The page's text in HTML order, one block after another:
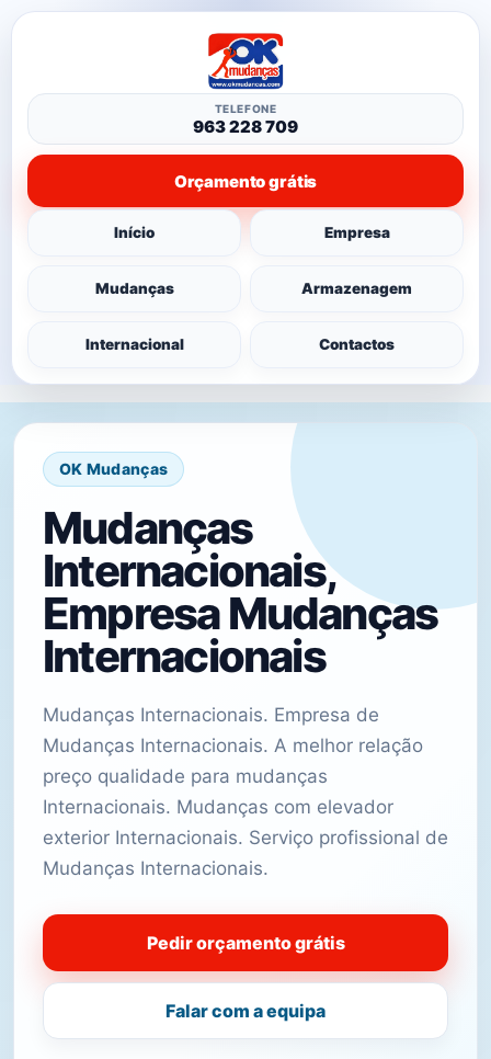
Início Empresa
Mudanças Armazenagem
Internacional Contactos
TELEFONE
963 228 709
Orçamento grátis
OK Mudanças
Mudanças
Internacionais,
Empresa Mudanças
Internacionais
Mudanças Internacionais. Empresa de
Mudanças Internacionais. A melhor relação
preço qualidade para mudanças
Internacionais. Mudanças com elevador
exterior Internacionais. Serviço profissional de
Mudanças Internacionais.
Pedir orçamento grátis
Falar com a equipa